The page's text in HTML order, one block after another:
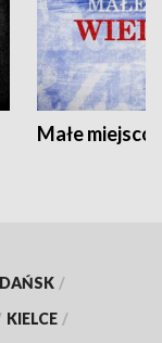
Małe
/
KIELCE /